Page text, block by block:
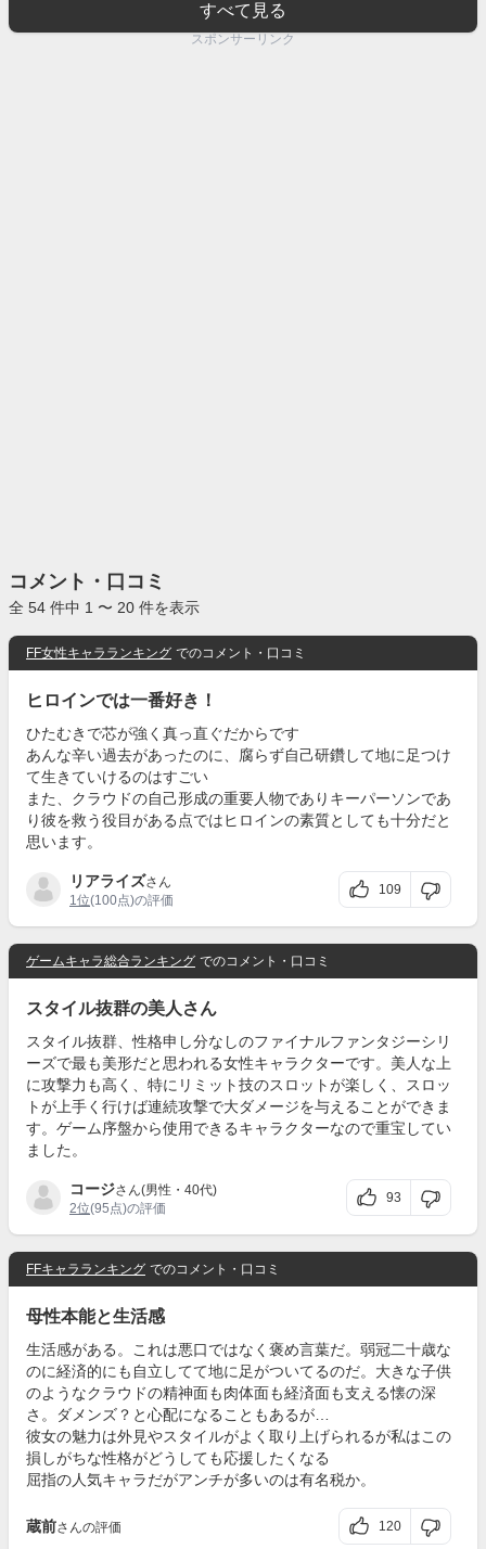
すべて見る
スポンサーリンク
コメント・口コミ
全 54 件中 1 〜 20 件を表示
FF女性キャラランキング でのコメント・口コミ
ヒロインでは一番好き！
ひたむきで芯が強く真っ直ぐだからです
あんな辛い過去があったのに、腐らず自己研鑽して地に足つけ
て生きていけるのはすごい
また、クラウドの自己形成の重要人物でありキーパーソンであ
り彼を救う役目がある点ではヒロインの素質としても十分だと
思います。
リアライズさん
1位(100点)の評価
109
ゲームキャラ総合ランキング でのコメント・口コミ
スタイル抜群の美人さん
スタイル抜群、性格申し分なしのファイナルファンタジーシリ
ーズで最も美形だと思われる女性キャラクターです。美人な上
に攻撃力も高く、特にリミット技のスロットが楽しく、スロッ
トが上手く行けば連続攻撃で大ダメージを与えることができま
す。ゲーム序盤から使用できるキャラクターなので重宝してい
ました。
コージさん(男性・40代)
2位(95点)の評価
93
FFキャラランキング でのコメント・口コミ
母性本能と生活感
生活感がある。これは悪口ではなく褒め言葉だ。弱冠二十歳な
のに経済的にも自立してて地に足がついてるのだ。大きな子供
のようなクラウドの精神面も肉体面も経済面も支える懐の深
さ。ダメンズ？と心配になることもあるが…
彼女の魅力は外見やスタイルがよく取り上げられるが私はこの
損しがちな性格がどうしても応援したくなる
屈指の人気キャラだがアンチが多いのは有名税か。
蔵前さんの評価 120